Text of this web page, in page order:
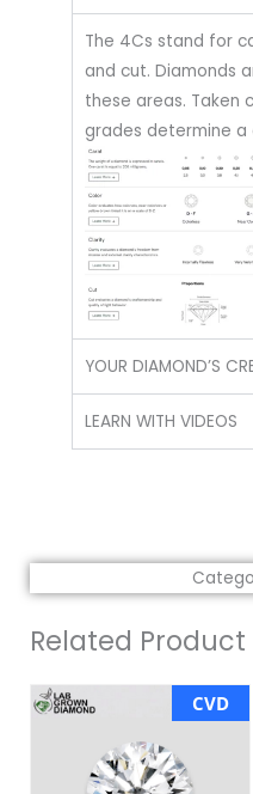
The 4Cs stand for
and cut. Diamonds
these areas. Taken
grades determine a
YOUR DIAMOND’S
LEARN WITH VIDEOS
Related Product
CVD